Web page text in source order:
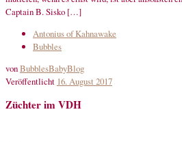
Captain B. Sisko […]
Antonius of Kahnawake
Bubbles
vonBubblesBabyBlog
Veröffentlicht 16. August 2017
Züchter im VDH